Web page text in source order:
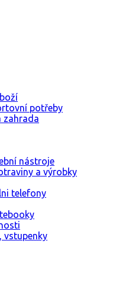
potřeby
zahrada
nástroje
a výrobky
telefony
vstupenky